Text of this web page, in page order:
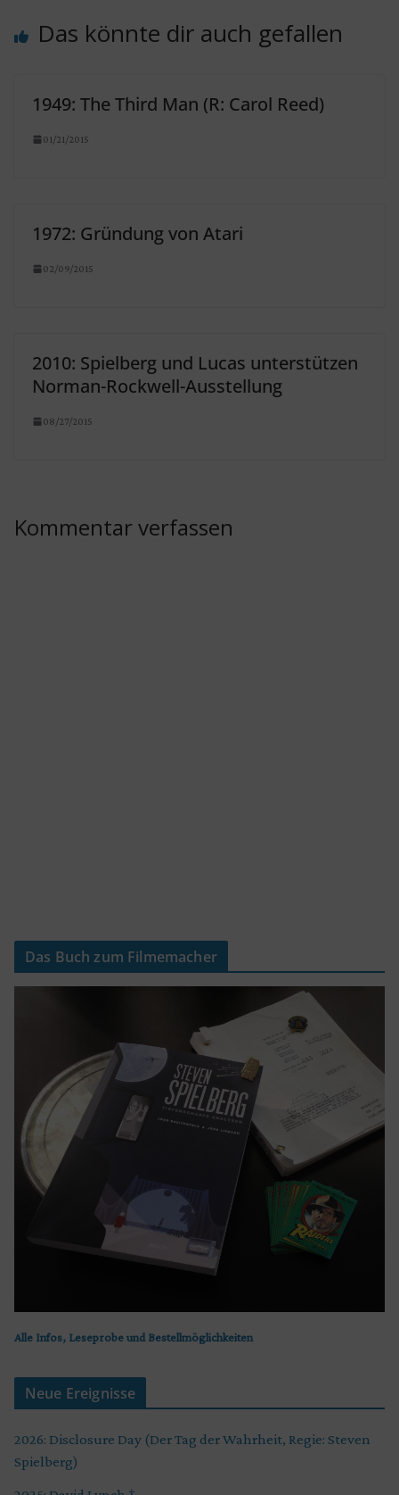
Das könnte dir auch gefallen
1949: The Third Man (R: Carol Reed)
01/21/2015
1972: Gründung von Atari
02/09/2015
2010: Spielberg und Lucas unterstützen
Norman-Rockwell-Ausstellung
08/27/2015
Kommentar verfassen
Das Buch zum Filmemacher
Alle Infos, Leseprobe und Bestellmöglichkeiten
Neue Ereignisse
2026: Disclosure Day (Der Tag der Wahrheit, Regie: Steven
Spielberg)